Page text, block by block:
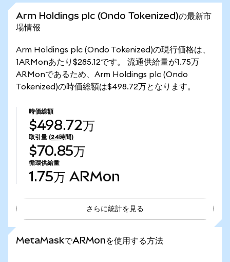
Arm Holdings plc (Ondo Tokenized)の最新市
場情報
Arm Holdings plc (Ondo Tokenized)の現行価格は、
1ARMonあたり$285.12です。 流通供給量が1.75万
ARMonであるため、Arm Holdings plc (Ondo
Tokenized)の時価総額は$498.72万となります。
時価総額
$498.72万
取引量 (24時間)
$70.85万
循環供給量
1.75万 ARMon
さらに統計を見る
MetaMaskでARMonを使用する方法